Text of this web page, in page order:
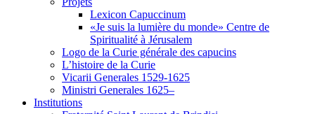
Lexicon Capuccinum
«Je suis la lumière du monde» Centre de
Spiritualité à Jérusalem
Logo de la Curie générale des capucins
L’histoire de la Curie
Vicarii Generales 1529-1625
Ministri Generales 1625–
Institutions